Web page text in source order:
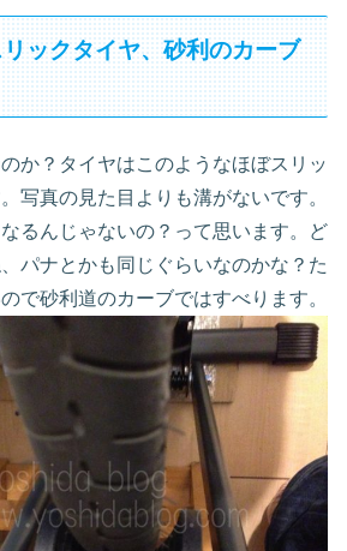
ックタイヤ、砂利のカーブ
か？タイヤはこのようなほぼスリッ
写真の見た目よりも溝がないです。
るんじゃないの？って思います。ど
パナとかも同じぐらいなのかな？た
で砂利道のカーブではすべります。